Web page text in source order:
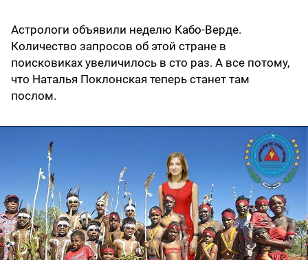
Астрологи объявили неделю Кабо-Верде.
Количество запросов об этой стране в
поисковиках увеличилось в сто раз. А все потому,
что Наталья Поклонская теперь станет там
послом.